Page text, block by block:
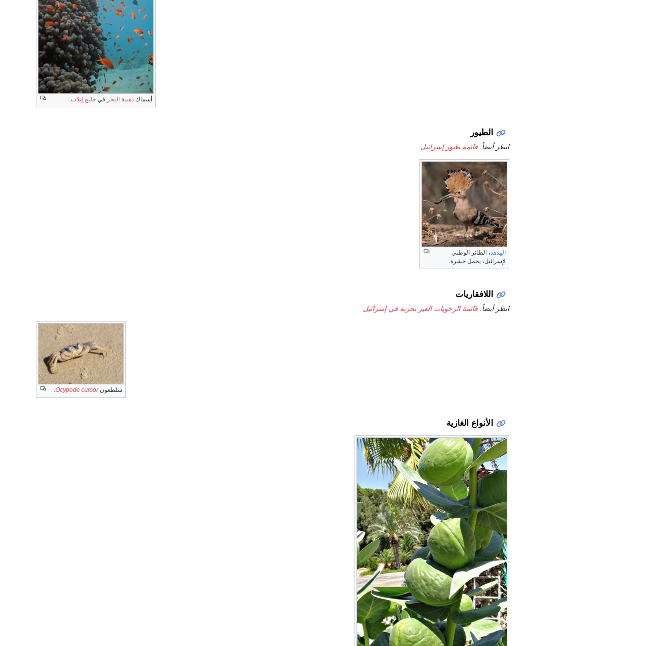
أسماك ذهبية البحر في خليج إيلات.
الطيور
انظر أيضاً: قائمة طيور إسرائيل
الهدهد، الطائر الوطني
لإسرائيل، يحمل حشرة.
اللافقاريات
انظر أيضاً: قائمة الرخويات الغير بحرية في إسرائيل
سلطعونOcypode cursor
.
الأنواع الغازية